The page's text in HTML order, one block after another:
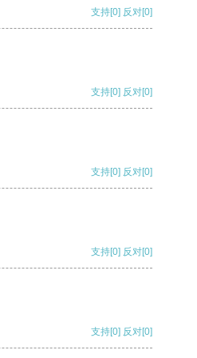
支持[0] 反对[0]
支持[0] 反对[0]
支持[0] 反对[0]
支持[0] 反对[0]
支持[0] 反对[0]